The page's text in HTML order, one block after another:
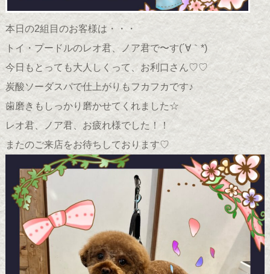
本日の2組目のお客様は・・・
トイ・プードルのレオ君、ノア君で〜す(´∀｀*)
今日もとっても大人しくって、お利口さん♡♡
炭酸ソーダスパで仕上がりもフカフカです♪
歯磨きもしっかり磨かせてくれました☆
レオ君、ノア君、お疲れ様でした！！
またのご来店をお待ちしております♡